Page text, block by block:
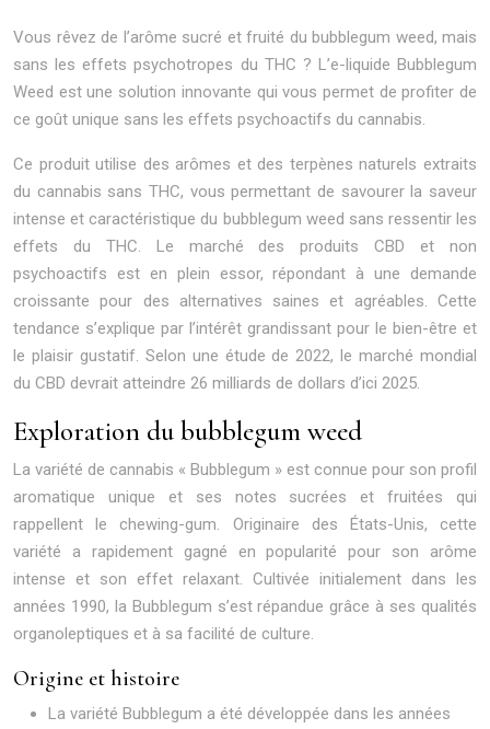
Vous rêvez de l’arôme sucré et fruité du bubblegum weed, mais
sans les effets psychotropes du THC ? L’e-liquide Bubblegum
Weed est une solution innovante qui vous permet de profiter de
ce goût unique sans les effets psychoactifs du cannabis.
Ce produit utilise des arômes et des terpènes naturels extraits
du cannabis sans THC, vous permettant de savourer la saveur
intense et caractéristique du bubblegum weed sans ressentir les
effets du THC. Le marché des produits CBD et non
psychoactifs est en plein essor, répondant à une demande
croissante pour des alternatives saines et agréables. Cette
tendance s’explique par l’intérêt grandissant pour le bien-être et
le plaisir gustatif. Selon une étude de 2022, le marché mondial
du CBD devrait atteindre 26 milliards de dollars d’ici 2025.
Exploration du bubblegum weed
La variété de cannabis « Bubblegum » est connue pour son profil
aromatique unique et ses notes sucrées et fruitées qui
rappellent le chewing-gum. Originaire des États-Unis, cette
variété a rapidement gagné en popularité pour son arôme
intense et son effet relaxant. Cultivée initialement dans les
années 1990, la Bubblegum s’est répandue grâce à ses qualités
organoleptiques et à sa facilité de culture.
Origine et histoire
La variété Bubblegum a été développée dans les années